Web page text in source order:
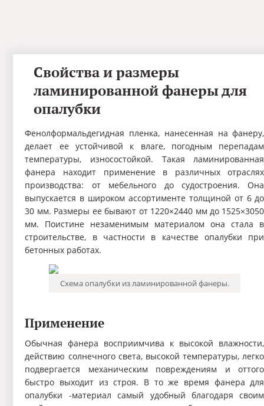
Свойства и размеры
ламинированной фанеры для
опалубки
Фенолформальдегидная пленка, нанесенная на фанеру,
делает ее устойчивой к влаге, погодным перепадам
температуры, износостойкой. Такая ламинированная
фанера находит применение в различных отраслях
производства: от мебельного до судостроения. Она
выпускается в широком ассортименте толщиной от 6 до
30 мм. Размеры ее бывают от 1220×2440 мм до 1525×3050
мм. Поистине незаменимым материалом она стала в
строительстве, в частности в качестве опалубки при
бетонных работах.
Схема опалубки из ламинированной фанеры.
Применение
Обычная фанера восприимчива к высокой влажности,
действию солнечного света, высокой температуры, легко
подвергается механическим повреждениям и оттого
быстро выходит из строя. В то же время фанера для
опалубки -материал самый удобный благодаря своим